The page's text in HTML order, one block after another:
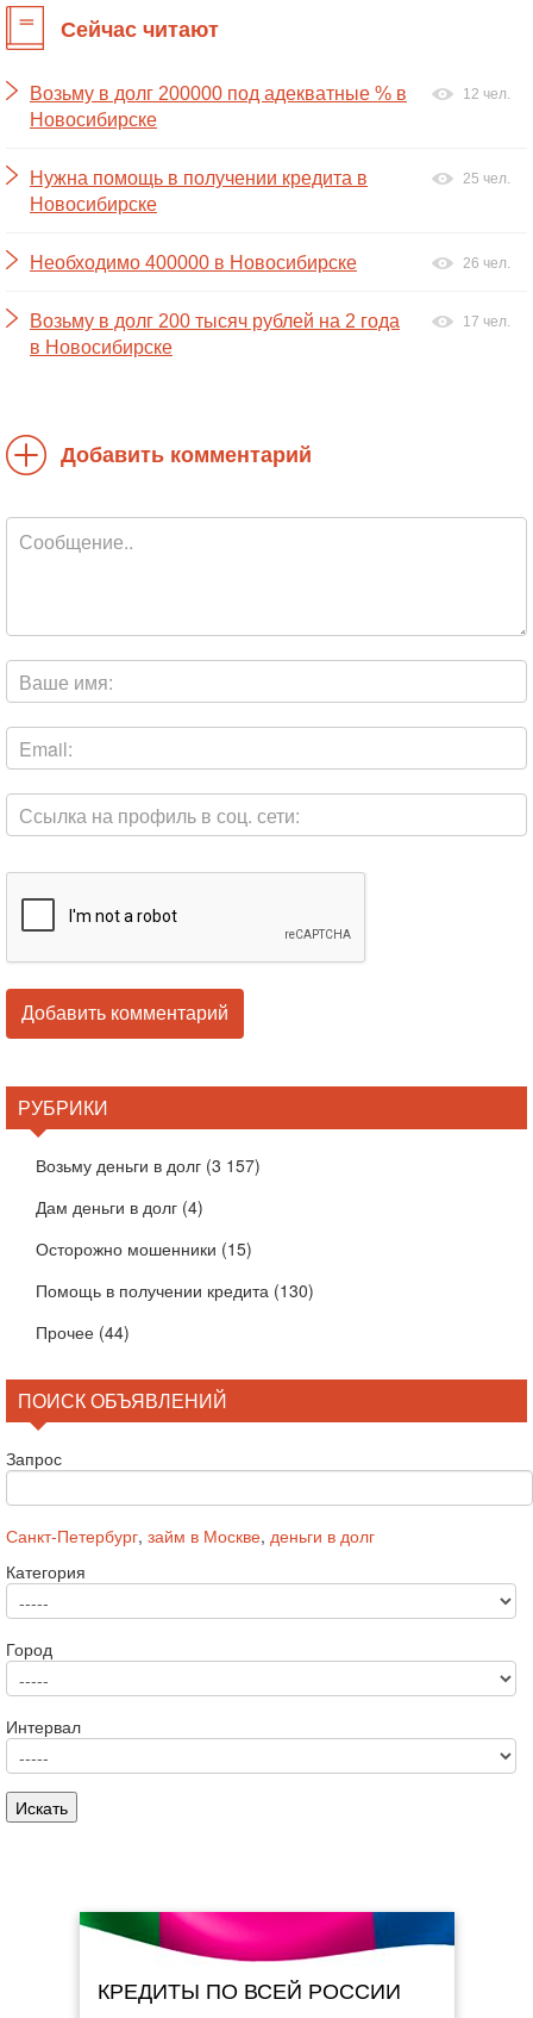
Сейчас читают
Возьму в долг 200000 под адекватные % в
Новосибирске
12 чел.
Нужна помощь в получении кредита в
Новосибирске
25 чел.
Необходимо 400000 в Новосибирске 26 чел.
Возьму в долг 200 тысяч рублей на 2 года
в Новосибирске
17 чел.
Добавить комментарий
РУБРИКИ
Возьму деньги в долг (3 157)
Дам деньги в долг (4)
Осторожно мошенники (15)
Помощь в получении кредита (130)
Прочее (44)
ПОИСК ОБЪЯВЛЕНИЙ
Запрос
Санкт-Петербург, займ в Москве, деньги в долг
Категория
Город
Интервал
КРЕДИТЫ ПО ВСЕЙ РОССИИ